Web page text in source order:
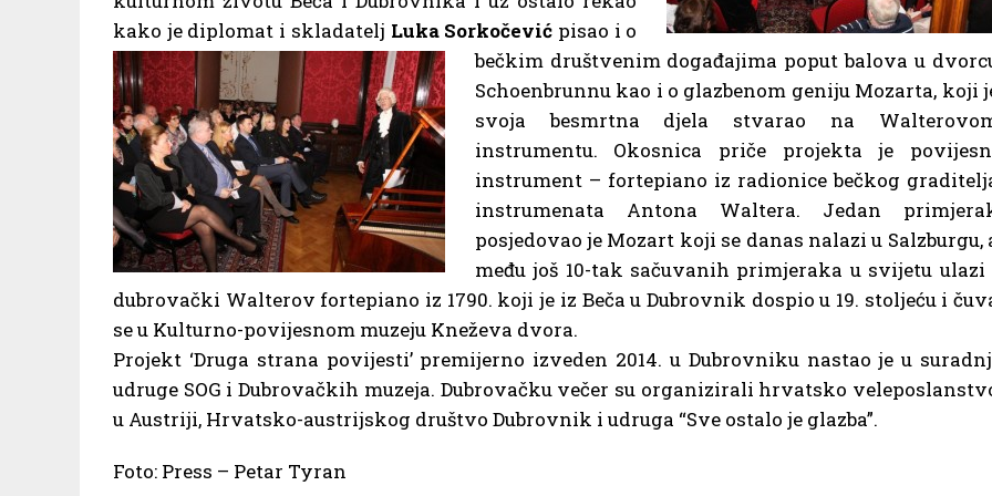
kako je diplomat i skladatelj Luka Sorkočević pisao i o
bečkim društvenim događajima poput balova u
Schoenbrunnu kao i o glazbenom geniju Mozarta, koji
svoja besmrtna djela stvarao na
instrumentu. Okosnica priče projekta je
instrument – fortepiano iz radionice bečkog
instrumenata Antona Waltera. Jedan
posjedovao je Mozart koji se danas nalazi u Salzburgu,
među još 10-tak sačuvanih primjeraka u svijetu ulazi
dubrovački Walterov fortepiano iz 1790. koji je iz Beča u Dubrovnik dospio u 19. stoljeću i
se u Kulturno-povijesnom muzeju Kneževa dvora.
Projekt ‘Druga strana povijesti’ premijerno izveden 2014. u Dubrovniku nastao je u
udruge SOG i Dubrovačkih muzeja. Dubrovačku večer su organizirali hrvatsko
u Austriji, Hrvatsko-austrijskog društvo Dubrovnik i udruga “Sve ostalo je glazba”.
Foto: Press – Petar Tyran